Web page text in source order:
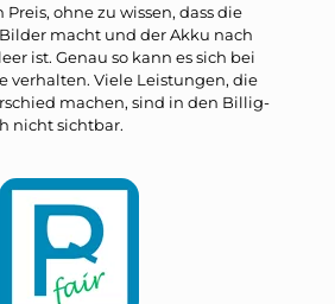
ohne zu wissen, dass die
macht und der Akku nach
ist. Genau so kann es sich bei
verhalten. Viele Leistungen, die
machen, sind in den Billig-
nicht sichtbar.